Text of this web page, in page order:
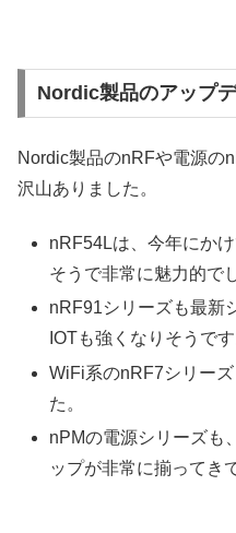
Nordic製品のアップ
Nordic製品のnRFや電源の
沢山ありました。
nRF54Lは、今年にか
そうで非常に魅力的で
nRF91シリーズも最新
IOTも強くなりそうです
WiFi系のnRF7シリー
た。
nPMの電源シリーズも
ップが非常に揃ってき